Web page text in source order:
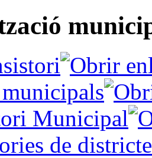
Municipal
de districte